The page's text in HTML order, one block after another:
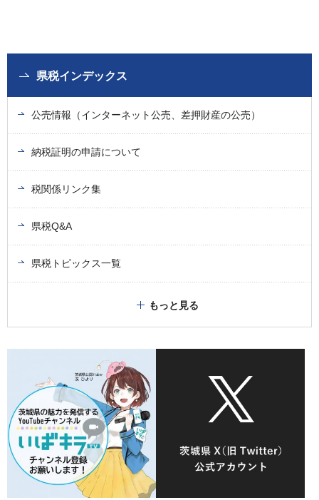
県税インデックス
公売情報（インターネット公売、差押財産の公売）
納税証明の申請について
税関係リンク集
県税Q&A
県税トピックス一覧
もっと見る